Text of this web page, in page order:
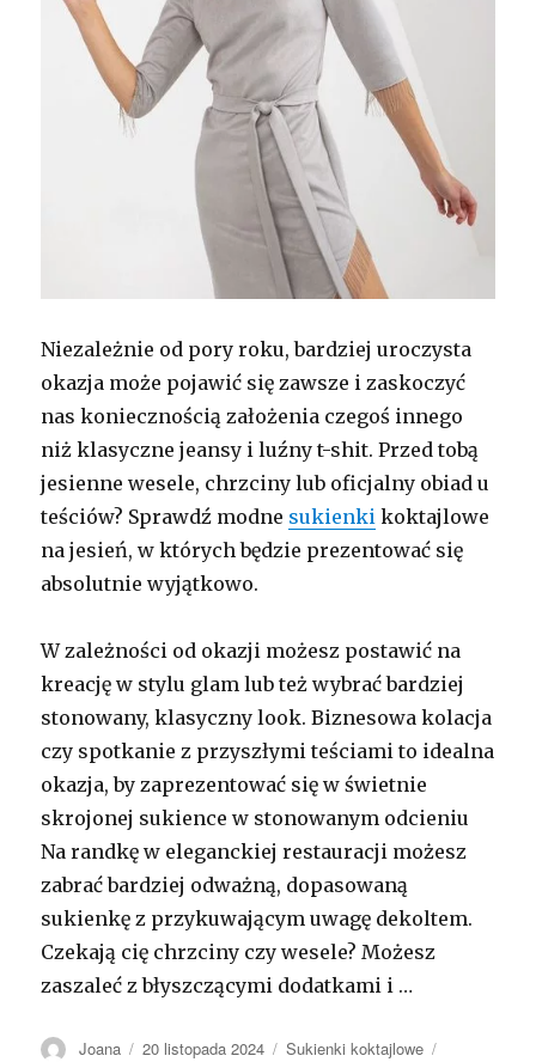
Niezależnie od pory roku, bardziej uroczysta
okazja może pojawić się zawsze i zaskoczyć
nas koniecznością założenia czegoś innego
niż klasyczne jeansy i luźny t-shit. Przed tobą
jesienne wesele, chrzciny lub oficjalny obiad u
teściów? Sprawdź modne sukienki koktajlowe
na jesień, w których będzie prezentować się
absolutnie wyjątkowo.
W zależności od okazji możesz postawić na
kreację w stylu glam lub też wybrać bardziej
stonowany, klasyczny look. Biznesowa kolacja
czy spotkanie z przyszłymi teściami to idealna
okazja, by zaprezentować się w świetnie
skrojonej sukience w stonowanym odcieniu
Na randkę w eleganckiej restauracji możesz
zabrać bardziej odważną, dopasowaną
sukienkę z przykuwającym uwagę dekoltem.
Czekają cię chrzciny czy wesele? Możesz
zaszaleć z błyszczącymi dodatkami i …
Autor
Joana Opublikowano
20 listopada 2024 Kategorie
Sukienki koktajlowe